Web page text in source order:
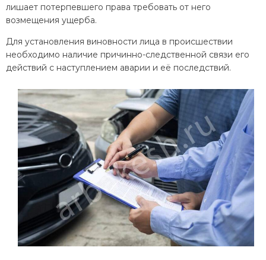
лишает потерпевшего права требовать от него
возмещения ущерба.
Для установления виновности лица в происшествии
необходимо наличие причинно-следственной связи его
действий с наступлением аварии и её последствий.